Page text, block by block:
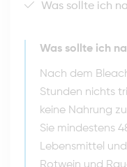
Was sollte ich
Was sollte ich
Nach dem
Stunden nichts
keine Nahrung
Sie mindestens
Lebensmittel